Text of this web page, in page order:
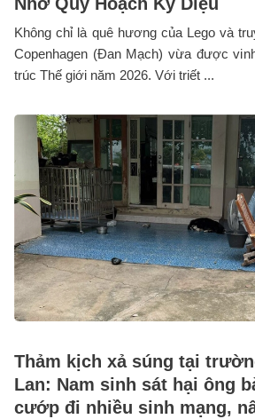
Không chỉ là quê hương của Lego và
Copenhagen (Đan Mạch) vừa được
trúc Thế giới năm 2026. Với triết ...
Thảm kịch xả súng tại
Lan: Nam sinh sát hại ông
cướp đi nhiều sinh mạng,